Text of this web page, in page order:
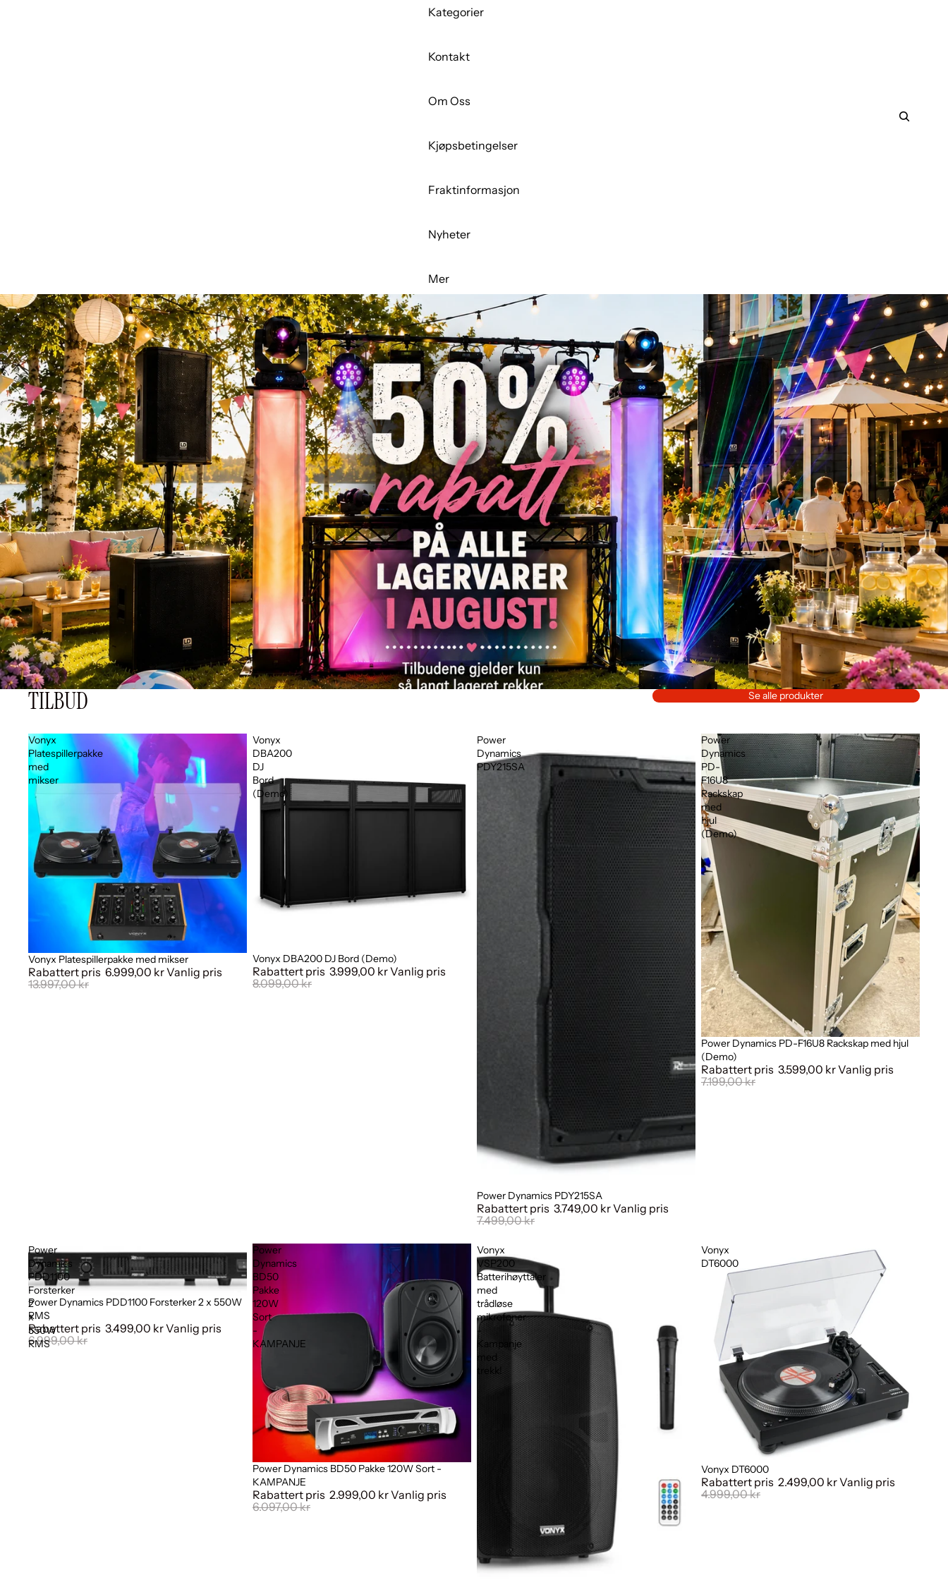
Kategorier
Kontakt
Om Oss
Kjøpsbetingelser
Fraktinformasjon
Nyheter
Mer
TILBUD Se alle produkter
Vonyx
Platespillerpakke
med
mikser
Salg
Vonyx Platespillerpakke med mikser
Rabattert pris 6.999,00 krVanlig pris
13.997,00 kr
Vonyx
DBA200
DJ
Bord
(Demo)
Salg
Vonyx DBA200 DJ Bord (Demo)
Rabattert pris 3.999,00 krVanlig pris
8.099,00 kr
Power
Dynamics
PDY215SA
Salg
Power Dynamics PDY215SA
Rabattert pris 3.749,00 krVanlig pris
7.499,00 kr
Power
Dynamics
PD-
F16U8
Rackskap
med
hjul
(Demo)
Salg
Power Dynamics PD-F16U8 Rackskap med hjul
(Demo)
Rabattert pris 3.599,00 krVanlig pris
7.199,00 kr
Power
Dynamics
PDD1100
Forsterker
2
x
550W
RMS
Salg
Power Dynamics PDD1100 Forsterker 2 x 550W
RMS
Rabattert pris 3.499,00 krVanlig pris
6.999,00 kr
Power
Dynamics
BD50
Pakke
120W
Sort
-
KAMPANJE
Salg
Power Dynamics BD50 Pakke 120W Sort -
KAMPANJE
Rabattert pris 2.999,00 krVanlig pris
6.097,00 kr
Vonyx
VSP200
Batterihøyttaler
med
trådløse
mikrofoner
-
Kampanje
med
trekk!
Vonyx
DT6000
Salg
Vonyx DT6000
Rabattert pris 2.499,00 krVanlig pris
4.999,00 kr